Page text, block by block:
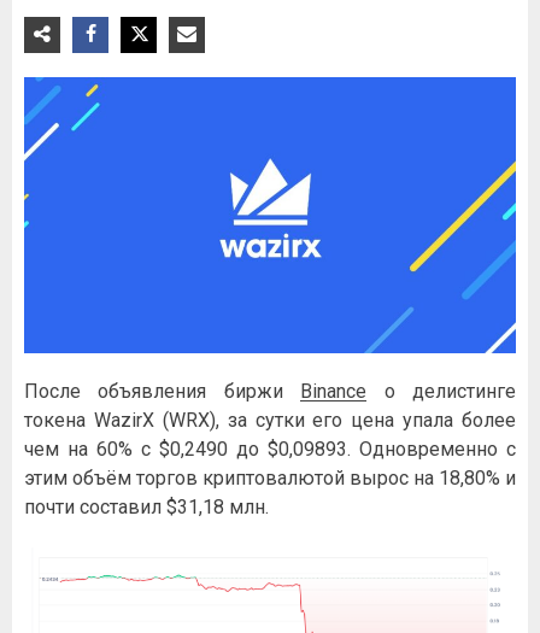
После объявления биржи Binance о делистинге
токена WazirX (WRX), за сутки его цена упала более
чем на 60% с $0,2490 до $0,09893. Одновременно с
этим объём торгов криптовалютой вырос на 18,80% и
почти составил $31,18 млн.